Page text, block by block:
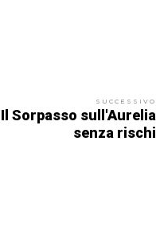
SUCCESSIVO
Il Sorpasso sull'Aurelia
senza rischi